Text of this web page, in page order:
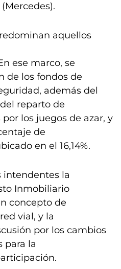
aquellos
ese marco, se
de los fondos de
además del
reparto de
los juegos de azar, y
de
en el 16,14%.
intendentes la
Inmobiliario
concepto de
vial, y la
por los cambios
para la